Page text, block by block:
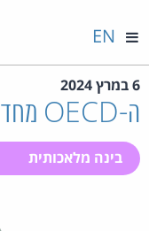
EN
6 במרץ 2024
ה-OECD מחדד את הגדרת בינה מלאכותית
בינה מלאכותית